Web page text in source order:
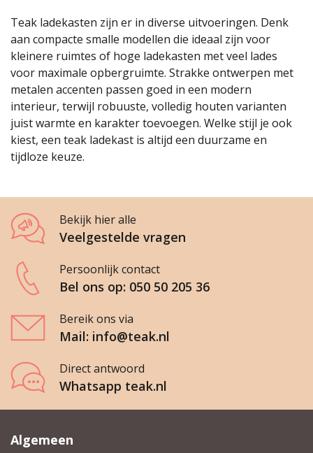
Teak ladekasten zijn er in diverse uitvoeringen. Denk
aan compacte smalle modellen die ideaal zijn voor
kleinere ruimtes of hoge ladekasten met veel lades
voor maximale opbergruimte. Strakke ontwerpen met
metalen accenten passen goed in een modern
interieur, terwijl robuuste, volledig houten varianten
juist warmte en karakter toevoegen. Welke stijl je ook
kiest, een teak ladekast is altijd een duurzame en
tijdloze keuze.
Bekijk hier alle
Veelgestelde vragen
Persoonlijk contact
Bel ons op: 050 50 205 36
Bereik ons via
Mail: info@teak.nl
Direct antwoord
Whatsapp teak.nl
Algemeen